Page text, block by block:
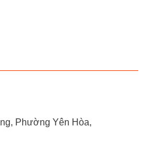
Phường Yên Hòa,